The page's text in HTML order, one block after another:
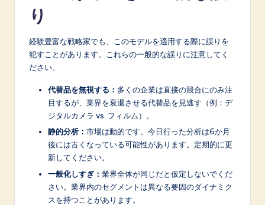
り
経験豊富な戦略家でも、このモデルを適用する際に誤りを
犯すことがあります。これらの一般的な誤りに注意してく
ださい。
代替品を無視する： 多くの企業は直接の競合にのみ注
目するが、業界を衰退させる代替品を見逃す（例：デ
ジタルカメラ vs. フィルム）。
静的分析： 市場は動的です。今日行った分析は6か月
後には古くなっている可能性があります。定期的に更
新してください。
一般化しすぎ： 業界全体が同じだと仮定しないでくだ
さい。業界内のセグメントは異なる要因のダイナミク
スを持つことがあります。